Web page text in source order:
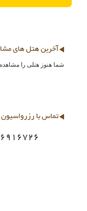
آخرین هتل های
شما هنوز هتلی را مشاهده
تماس با رزرواسیون